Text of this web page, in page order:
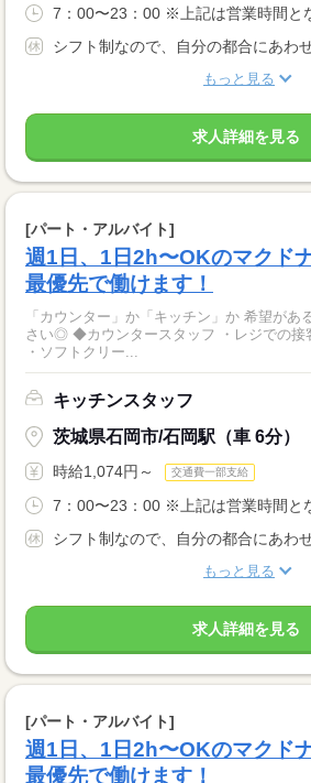
7：00〜23：00 ※上記は営業時間と
シフト制なので、自分の都合にあわ
もっと見る
求人詳細を見る
[パート・アルバイト]
週1日、1日2h〜OKのマクド
最優先で働けます！
「カウンター」か「キッチン」か 希望があ
さい◎ ◆カウンタースタッフ ・レジでの接客、注文 ・ドリンク作り
・ソフトクリー...
キッチンスタッフ
茨城県石岡市/石岡駅（車 6分）
時給1,074円～ 交通費一部支給
7：00〜23：00 ※上記は営業時間と
シフト制なので、自分の都合にあわ
もっと見る
求人詳細を見る
[パート・アルバイト]
週1日、1日2h〜OKのマクド
最優先で働けます！